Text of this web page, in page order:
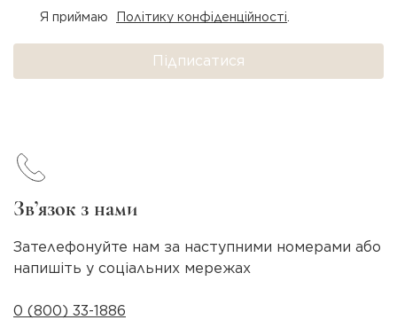
Підписатися
Я приймаю Політику конфіденційності
Зв’язок з нами
Зателефонуйте нам за наступними номерами або
напишіть у соціальних мережах
0 (800) 33-1886